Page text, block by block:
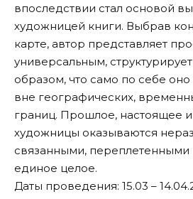
впоследствии стал основой
художницей книги. Выбрав
карте, автор представляет
универсальным,
образом, что само по себе
вне географических,
границ. Прошлое, настоящее
художницы оказываются
связанными,
единое целое.
Даты проведения: 15.03 –